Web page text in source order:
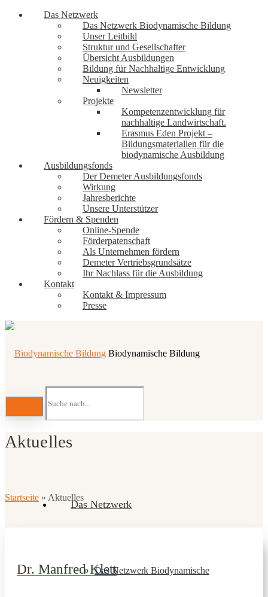
Das Netzwerk
Das Netzwerk Biodynamische Bildung
Unser Leitbild
Struktur und Gesellschafter
Übersicht Ausbildungen
Bildung für Nachhaltige Entwicklung
Neuigkeiten
Newsletter
Projekte
Kompetenzentwicklung für
nachhaltige Landwirtschaft.
Erasmus Eden Projekt –
Bildungsmaterialien für die
biodynamische Ausbildung
Ausbildungsfonds
Der Demeter Ausbildungsfonds
Wirkung
Jahresberichte
Unsere Unterstützer
Fördern & Spenden
Online-Spende
Förderpatenschaft
Als Unternehmen fördern
Demeter Vertriebsgrundsätze
Ihr Nachlass für die Ausbildung
Kontakt
Kontakt & Impressum
Presse
Biodynamische Bildung
Das Netzwerk
Das Netzwerk Biodynamische
Aktuelles
Startseite » Aktuelles
Dr. Manfred Klett